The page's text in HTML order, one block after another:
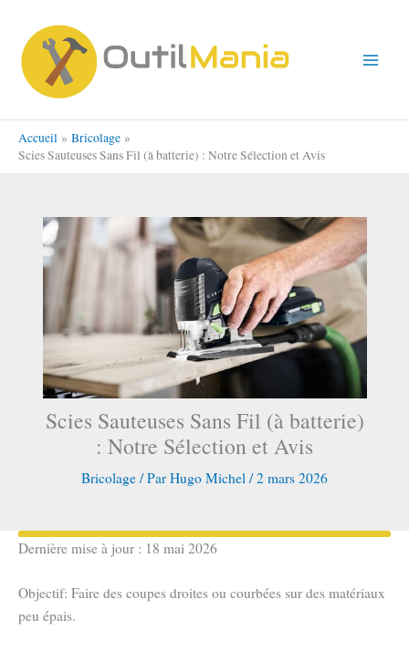
contenu
Accueil
Bricolage
Scies Sauteuses Sans Fil (à batterie) : Notre Sélection et Avis
Scies Sauteuses Sans Fil (à batterie)
: Notre Sélection et Avis
Bricolage / Par Hugo Michel /2 mars 2026
Dernière mise à jour : 18 mai 2026
Objectif: Faire des coupes droites ou courbées sur des matériaux
peu épais.